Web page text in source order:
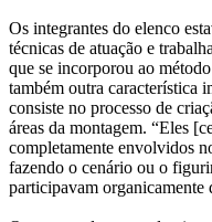
Os integrantes do elenco
técnicas de atuação e
que se incorporou ao
também outra característica
consiste no processo de
áreas da montagem. “Eles
completamente envolvidos
fazendo o cenário ou o
participavam